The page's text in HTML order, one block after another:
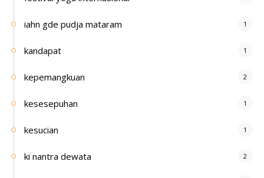
iahn gde pudja mataram 1
kandapat 1
kepemangkuan 2
kesesepuhan 1
kesucian 1
ki nantra dewata 2